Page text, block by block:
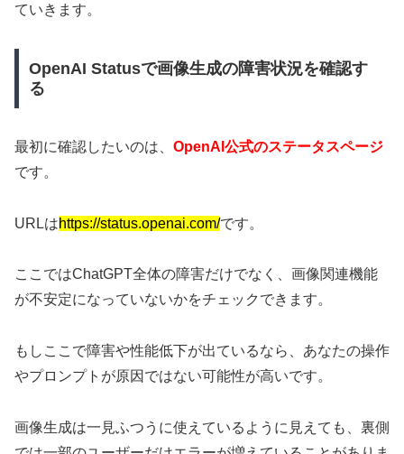
ていきます。
OpenAI Statusで画像生成の障害状況を確認す
る
最初に確認したいのは、 OpenAI公式のステータスページ
です。
URLはhttps://status.openai.com/です。
ここではChatGPT全体の障害だけでなく、画像関連機能
が不安定になっていないかをチェックできます。
もしここで障害や性能低下が出ているなら、あなたの操作
やプロンプトが原因ではない可能性が高いです。
画像生成は一見ふつうに使えているように見えても、裏側